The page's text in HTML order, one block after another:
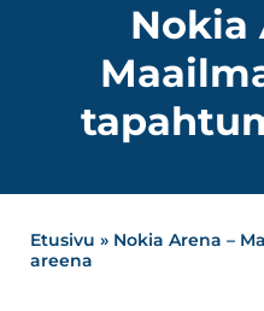
Nokia
Etusivu » Nokia Arena –
areena